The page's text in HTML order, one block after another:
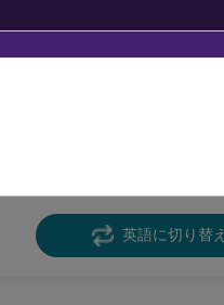
英語に切り替え